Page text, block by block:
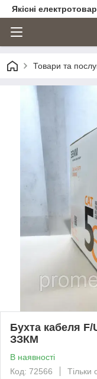
Якісні
Товари та
Бухта кабеля F/
ЗЗКМ
В наявності
Код: 72566
Тільки